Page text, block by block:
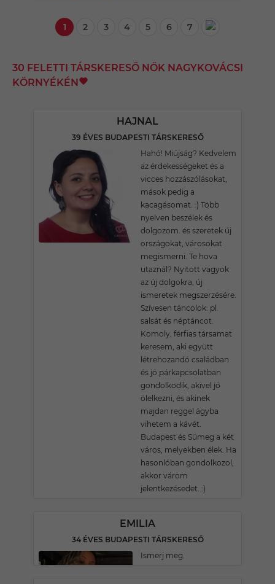
1 2 3 4 5 6 7
30 FELETTI TÁRSKERESŐ NŐK NAGYKOVÁCSI
KÖRNYÉKÉN
HAJNAL
39 ÉVES BUDAPESTI TÁRSKERESŐ
Hahó! Miújság? Kedvelem
az érdekességeket és a
vicces hozzászólásokat,
mások pedig a
kacagásomat. :) Több
nyelven beszélek és
dolgozom. és szeretek új
országokat, városokat
megismerni. Te hova
utaznál? Nyitott vagyok
az új dolgokra, új
ismeretek megszerzésére.
Szívesen táncolok: pl.
salsát és néptáncot.
Komoly, férfias társamat
keresem, aki együtt
létrehozandó családban
és jó párkapcsolatban
gondolkodik, akivel jó
ölelkezni, és akinek
majdan reggel ágyba
vihetem a kávét.
Budapest és Sümeg a két
város, melyekben élek. Ha
hasonlóban gondolkozol,
akkor várom
jelentkezésedet. :)
EMILIA
34 ÉVES BUDAPESTI TÁRSKERESŐ
Ismerj meg.